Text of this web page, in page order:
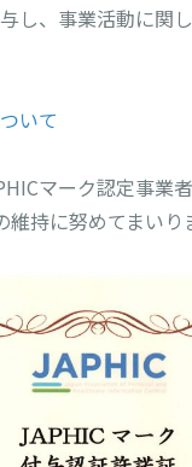
し、事業活動に関
いて
マーク認定事業
持に努めてまいり